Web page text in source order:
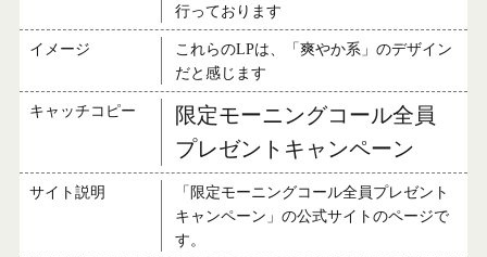
行っております
イメージ
これらのLPは、「爽やか系」のデザイン
だと感じます
キャッチコピー
限定モーニングコール全員
プレゼントキャンペーン
サイト説明
「限定モーニングコール全員プレゼント
キャンペーン」の公式サイトのページで
す。